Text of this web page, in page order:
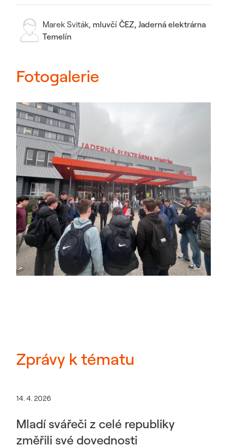
Marek Sviták, mluvčí ČEZ, Jaderná elektrárna
Temelín
Fotogalerie
Zprávy k tématu
14. 4. 2026
Mladí svářeči z celé republiky
změřili své dovednosti